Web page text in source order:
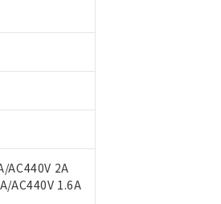
AC440V 2A
AC440V 1.6A
る商品もあることをご了承ください。
異なる場合があることをご了承くださ
ク
」をご確認ください。
漏洩または開示しないようお願いしま
認しています。
ります。
を示します。
とを示します。
リ臭化ジフェニルエーテル類) : 1000ppm、
フタル酸ブチルベンジル) : 1000ppm、
び3の内容を当該第三者に通知します。
るおそれがある場合は、取り引きをい